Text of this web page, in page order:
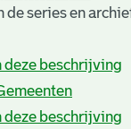
de series en
deze beschrijving
deze beschrijving